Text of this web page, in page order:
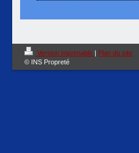
Version imprimable | Plan du site
© INS Propreté